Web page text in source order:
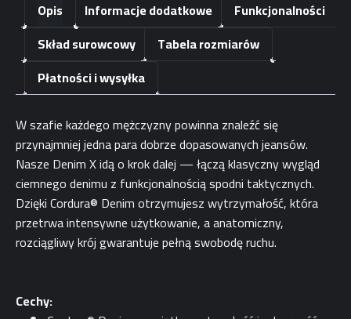
Opis Informacje dodatkowe
Funkcjonalności
Skład surowcowy
Tabela rozmiarów
Płatności i wysyłka
W szafie każdego mężczyzny powinna znaleźć się
przynajmniej jedna para dobrze dopasowanych jeansów.
Nasze Denim X idą o krok dalej — łączą klasyczny wygląd
ciemnego denimu z funkcjonalnością spodni taktycznych.
Dzięki Cordura® Denim otrzymujesz wytrzymałość, która
przetrwa intensywne użytkowanie, a anatomiczny,
rozciągliwy krój gwarantuje pełną swobodę ruchu.
Cechy: